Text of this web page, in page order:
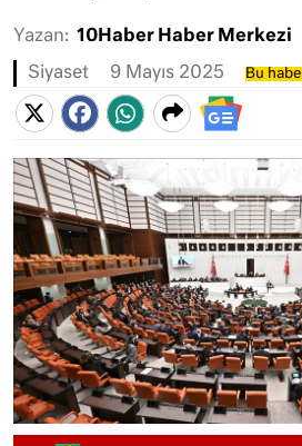
Yazan: 10Haber Haber Merkezi
Siyaset 9 Mayıs 2025 Bu